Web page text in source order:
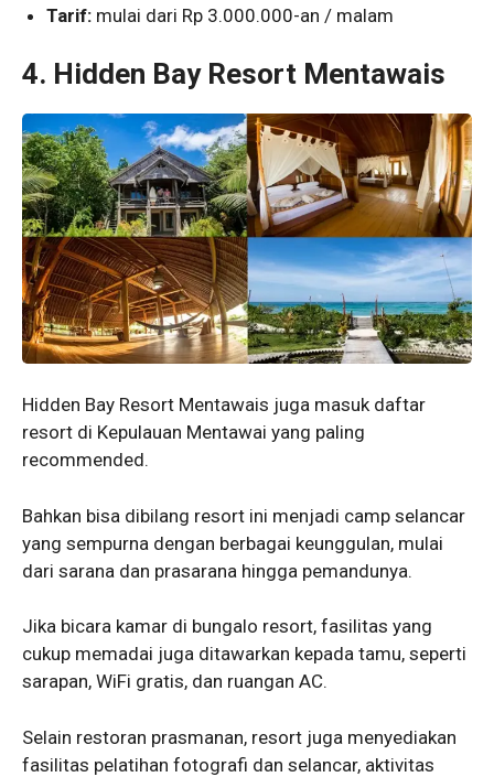
Tarif: mulai dari Rp 3.000.000-an / malam
4. Hidden Bay Resort Mentawais
Hidden Bay Resort Mentawais juga masuk daftar
resort di Kepulauan Mentawai yang paling
recommended.
Bahkan bisa dibilang resort ini menjadi camp selancar
yang sempurna dengan berbagai keunggulan, mulai
dari sarana dan prasarana hingga pemandunya.
Jika bicara kamar di bungalo resort, fasilitas yang
cukup memadai juga ditawarkan kepada tamu, seperti
sarapan, WiFi gratis, dan ruangan AC.
Selain restoran prasmanan, resort juga menyediakan
fasilitas pelatihan fotografi dan selancar, aktivitas